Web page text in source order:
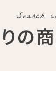
Search
の